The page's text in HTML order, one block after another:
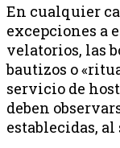
En cualquier
excepciones a
velatorios, las
bautizos o
servicio de
deben
establecidas,